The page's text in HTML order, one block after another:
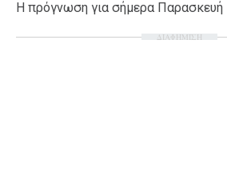
Η πρόγνωση για σήμερα Παρασκευή
ΔΙΑΦΗΜΙΣΗ